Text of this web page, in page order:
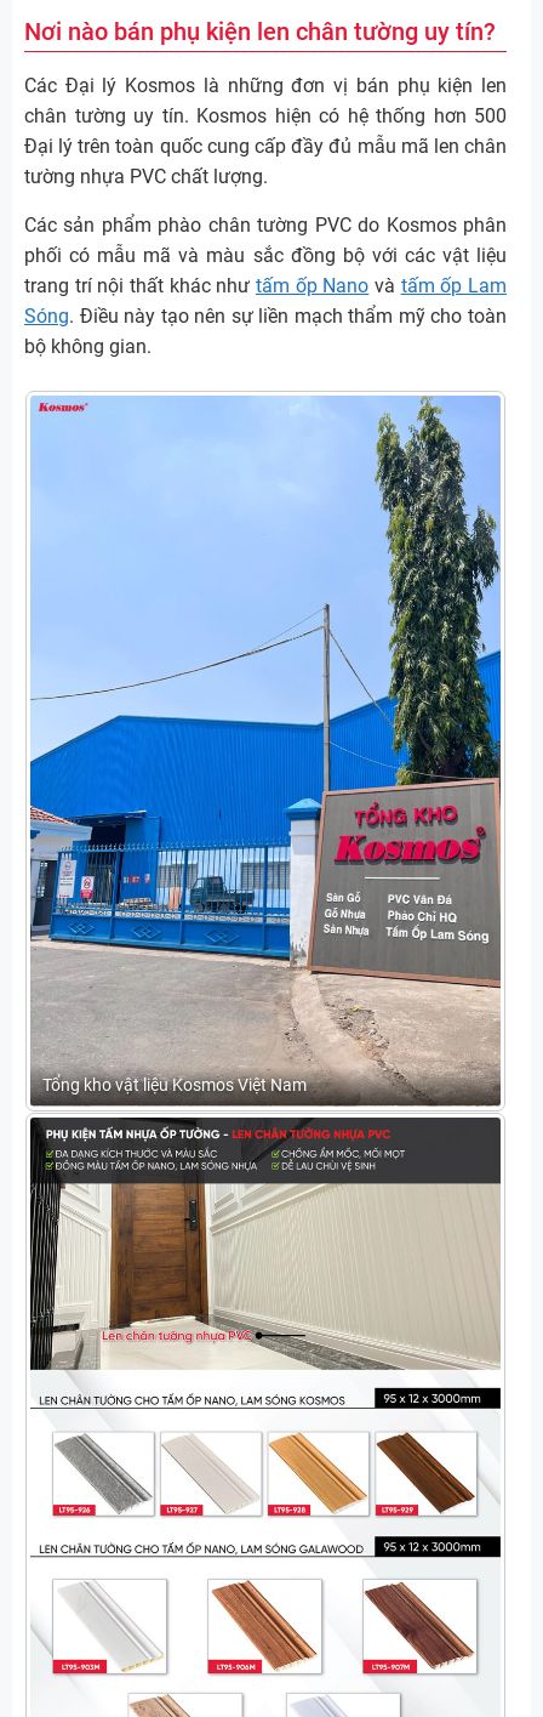
Nơi nào bán phụ kiện len chân tường uy tín?
Các Đại lý Kosmos là những đơn vị bán phụ kiện len
chân tường uy tín. Kosmos hiện có hệ thống hơn 500
Đại lý trên toàn quốc cung cấp đầy đủ mẫu mã len chân
tường nhựa PVC chất lượng.
Các sản phẩm phào chân tường PVC do Kosmos phân
phối có mẫu mã và màu sắc đồng bộ với các vật liệu
trang trí nội thất khác như tấm ốp Nano và tấm ốp Lam
Sóng. Điều này tạo nên sự liền mạch thẩm mỹ cho toàn
bộ không gian.
Tổng kho vật liệu Kosmos Việt Nam